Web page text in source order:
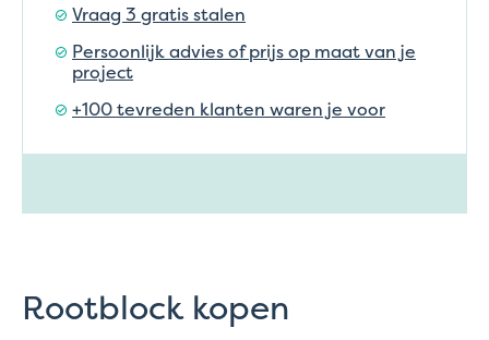
Vraag 3 gratis stalen
Persoonlijk advies of prijs op maat van je
project
+100 tevreden klanten waren je voor
Rootblock kopen